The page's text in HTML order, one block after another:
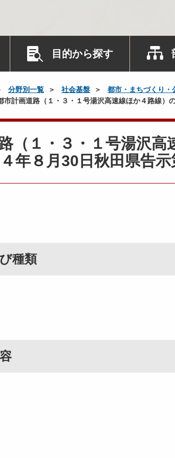
目的から探す
分野別一覧 社会基盤 都市・まちづくり・
市計画道路（１・３・１号湯沢高速線ほか４路線）
（１・３・１号湯沢高
年８月30日秋田県告示
種類